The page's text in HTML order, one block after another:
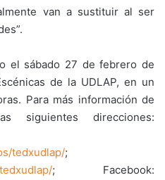
van a sustituir al ser
el sábado 27 de febrero de
de la UDLAP, en un
Para más información de
siguientes direcciones:
tedxudlap/;
; Facebook: